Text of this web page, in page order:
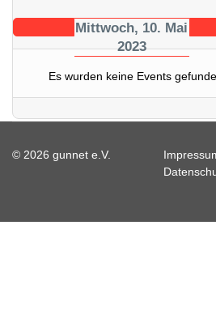
Mittwoch, 10. Mai
2023
Es wurden keine Events
© 2026 gunnet e.V.